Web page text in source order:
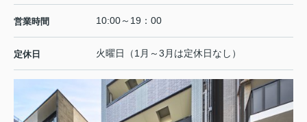
営業時間 10:00～19：00
定休日 火曜日（1月～3月は定休日なし）